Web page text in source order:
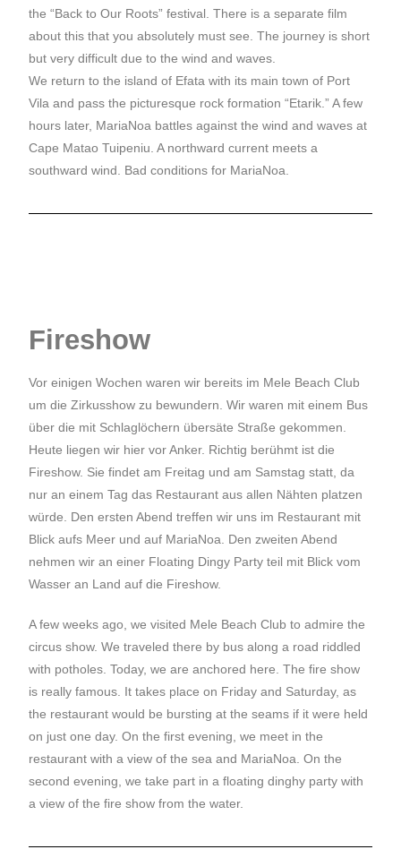
the “Back to Our Roots” festival. There is a separate film
about this that you absolutely must see. The journey is short
but very difficult due to the wind and waves.
We return to the island of Efata with its main town of Port
Vila and pass the picturesque rock formation “Etarik.” A few
hours later, MariaNoa battles against the wind and waves at
Cape Matao Tuipeniu. A northward current meets a
southward wind. Bad conditions for MariaNoa.
Fireshow
Vor einigen Wochen waren wir bereits im Mele Beach Club
um die Zirkusshow zu bewundern. Wir waren mit einem Bus
über die mit Schlaglöchern übersäte Straße gekommen.
Heute liegen wir hier vor Anker. Richtig berühmt ist die
Fireshow. Sie findet am Freitag und am Samstag statt, da
nur an einem Tag das Restaurant aus allen Nähten platzen
würde. Den ersten Abend treffen wir uns im Restaurant mit
Blick aufs Meer und auf MariaNoa. Den zweiten Abend
nehmen wir an einer Floating Dingy Party teil mit Blick vom
Wasser an Land auf die Fireshow.
A few weeks ago, we visited Mele Beach Club to admire the
circus show. We traveled there by bus along a road riddled
with potholes. Today, we are anchored here. The fire show
is really famous. It takes place on Friday and Saturday, as
the restaurant would be bursting at the seams if it were held
on just one day. On the first evening, we meet in the
restaurant with a view of the sea and MariaNoa. On the
second evening, we take part in a floating dinghy party with
a view of the fire show from the water.